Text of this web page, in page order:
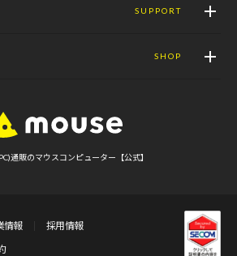
SUPPORT
SHOP
通販のマウスコンピューター【公式】
情報
採用情報